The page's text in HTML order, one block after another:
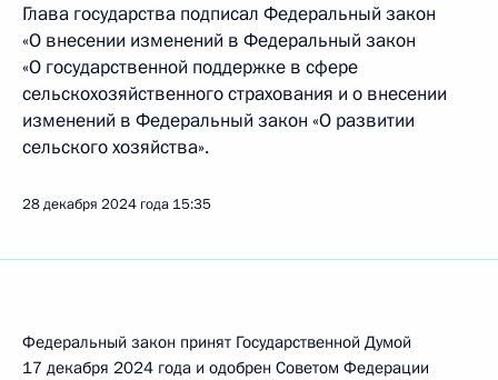
Глава государства подписал Федеральный закон
«О внесении изменений в Федеральный закон
«О государственной поддержке в сфере
сельскохозяйственного страхования и о внесении
изменений в Федеральный закон «О развитии
сельского хозяйства».
28 декабря 2024 года 15:35
Федеральный закон принят Государственной Думой
17 декабря 2024 года и одобрен Советом Федерации